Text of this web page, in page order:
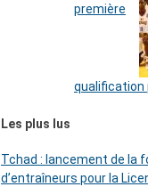
première
qualification
Les plus lus
Tchad : lancement de la
d’entraîneurs pour la